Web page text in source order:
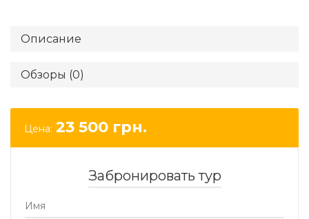
Описание
Обзоры (0)
Цена: 23 500 грн.
Забронировать тур